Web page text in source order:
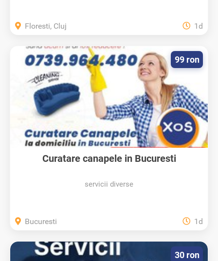
Floresti, Cluj 1d
Curatare canapele in Bucuresti
servicii diverse
99 ron
Bucuresti 1d
30 ron